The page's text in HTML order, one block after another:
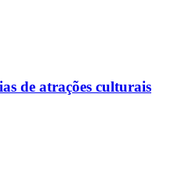
de atrações culturais